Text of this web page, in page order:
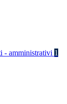
- amministrativi 1